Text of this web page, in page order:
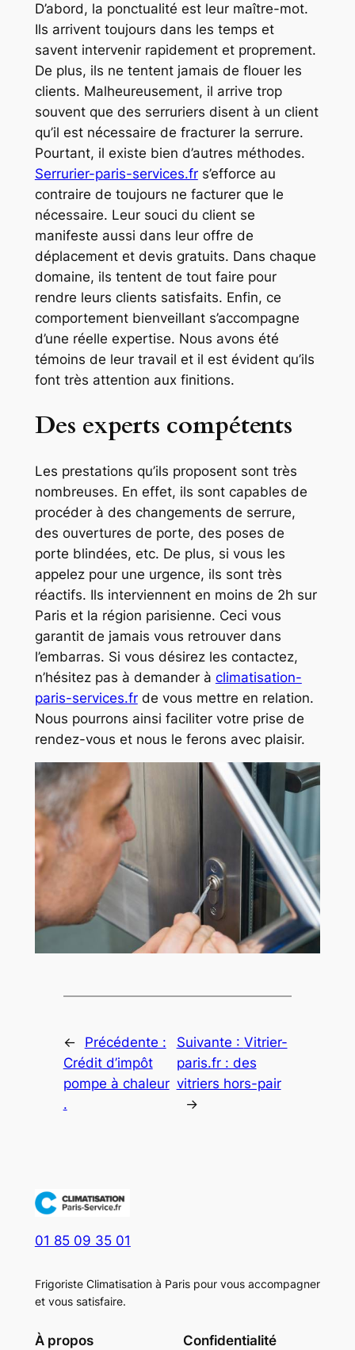
D’abord, la ponctualité est leur maître-mot.
Ils arrivent toujours dans les temps et
savent intervenir rapidement et proprement.
De plus, ils ne tentent jamais de flouer les
clients. Malheureusement, il arrive trop
souvent que des serruriers disent à un client
qu’il est nécessaire de fracturer la serrure.
Pourtant, il existe bien d’autres méthodes.
Serrurier-paris-services.frs’efforce au
contraire de toujours ne facturer que le
nécessaire. Leur souci du client se
manifeste aussi dans leur offre de
déplacement et devis gratuits. Dans chaque
domaine, ils tentent de tout faire pour
rendre leurs clients satisfaits. Enfin, ce
comportement bienveillant s’accompagne
d’une réelle expertise. Nous avons été
témoins de leur travail et il est évident qu’ils
font très attention aux finitions.
Des experts compétents
Les prestations qu’ils proposent sont très
nombreuses. En effet, ils sont capables de
procéder à des changements de serrure,
des ouvertures de porte, des poses de
porte blindées, etc. De plus, si vous les
appelez pour une urgence, ils sont très
réactifs. Ils interviennent en moins de 2h sur
Paris et la région parisienne. Ceci vous
garantit de jamais vous retrouver dans
l’embarras. Si vous désirez les contactez,
n’hésitez pas à demander à climatisation-
paris-services.frde vous mettre en relation.
Nous pourrons ainsi faciliter votre prise de
rendez-vous et nous le ferons avec plaisir.
←
Précédente :
Crédit d’impôt
pompe à chaleur
.
Suivante : Vitrier-
paris.fr : des
vitriers hors-pair
→
01 85 09 35 01
Frigoriste Climatisation à Paris pour vous accompagner
et vous satisfaire.
À propos Confidentialité